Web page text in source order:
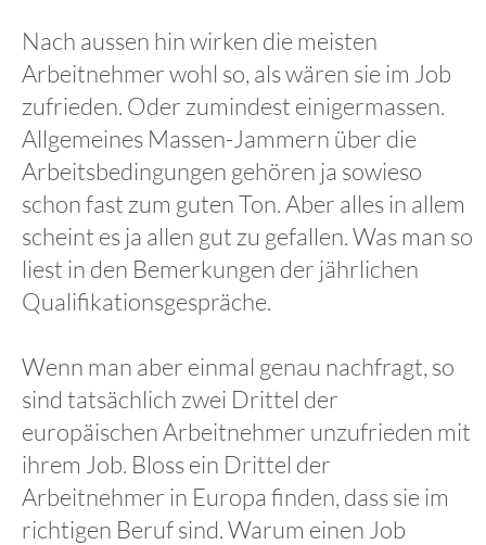
Nach aussen hin wirken die meisten
Arbeitnehmer wohl so, als wären sie im Job
zufrieden. Oder zumindest einigermassen.
Allgemeines Massen-Jammern über die
Arbeitsbedingungen gehören ja sowieso
schon fast zum guten Ton. Aber alles in allem
scheint es ja allen gut zu gefallen. Was man so
liest in den Bemerkungen der jährlichen
Qualifikationsgespräche.
Wenn man aber einmal genau nachfragt, so
sind tatsächlich zwei Drittel der
europäischen Arbeitnehmer unzufrieden mit
ihrem Job. Bloss ein Drittel der
Arbeitnehmer in Europa finden, dass sie im
richtigen Beruf sind. Warum einen Job